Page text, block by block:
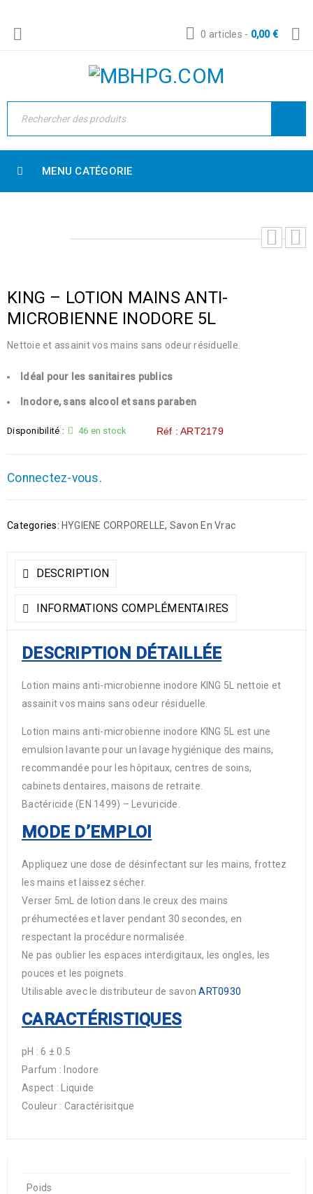
0 articles - 0,00€
MENU CATÉGORIE
KING – LOTION MAINS ANTI-
MICROBIENNE INODORE 5L
Nettoie et assainit vos mains sans odeur résiduelle.
Idéal pour les sanitaires publics
Inodore, sans alcool et sans paraben
Disponibilité : 46 en stock Réf : ART2179
Connectez-vous.
Categories: HYGIENE CORPORELLE, Savon En Vrac
DESCRIPTION
INFORMATIONS COMPLÉMENTAIRES
DESCRIPTION DÉTAILLÉE
Lotion mains anti-microbienne inodore KING 5L nettoie et
assainit vos mains sans odeur résiduelle.
Lotion mains anti-microbienne inodore KING 5L est une
emulsion lavante pour un lavage hygiénique des mains,
recommandée pour les hôpitaux, centres de soins,
cabinets dentaires, maisons de retraite.
Bactéricide (EN 1499) – Levuricide.
MODE D’EMPLOI
Appliquez une dose de désinfectant sur les mains, frottez
les mains et laissez sécher.
Verser 5mL de lotion dans le creux des mains
préhumectées et laver pendant 30 secondes, en
respectant la procédure normalisée.
Ne pas oublier les espaces interdigitaux, les ongles, les
pouces et les poignets.
Utilisable avec le distributeur de savon ART0930
CARACTÉRISTIQUES
pH : 6 ± 0.5
Parfum : Inodore
Aspect : Liquide
Couleur : Caractérisitque
Poids